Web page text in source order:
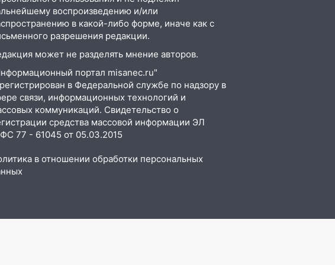
воспроизведению и/или
в какой-либо форме, иначе как с
разрешения редакции.
может не разделять мнение авторов.
портал misanec.ru"
в Федеральной службе по надзору в
связи, информационных технологий и
коммуникаций. Свидетельство о
средства массовой информации ЭЛ
77 - 61045 от 05.03.2015
в отношении обработки персональных